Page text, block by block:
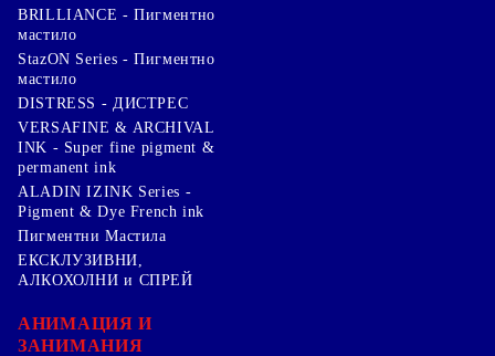
BRILLIANCE - Пигментно
мастило
StazON Series - Пигментно
мастило
DISTRESS - ДИСТРЕС
VERSAFINE & ARCHIVAL
INK - Super fine pigment &
permanent ink
ALADIN IZINK Series -
Pigment & Dye French ink
Пигментни Мастила
ЕКСКЛУЗИВНИ,
АЛКОХОЛНИ и СПРЕЙ
АНИМАЦИЯ И
ЗАНИМАНИЯ